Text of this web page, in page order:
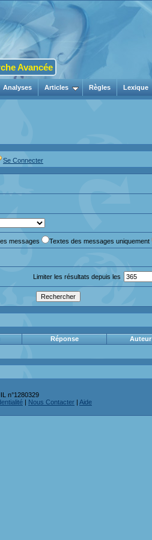
Avancée
Analyses Articles Règles Lexique
Se Connecter
messages Textes des messages uniquement
Limiter les résultats depuis les
Réponse Auteur
n°1280329
| Nous Contacter | Aide